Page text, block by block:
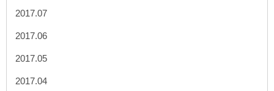
2017.07
2017.06
2017.05
2017.04